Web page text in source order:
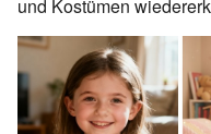
und Kostümen